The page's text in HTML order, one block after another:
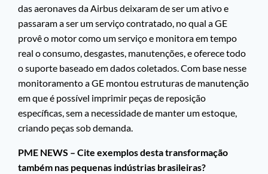
das aeronaves da Airbus deixaram de ser um ativo e
passaram a ser um serviço contratado, no qual a GE
provê o motor como um serviço e monitora em tempo
real o consumo, desgastes, manutenções, e oferece todo
o suporte baseado em dados coletados. Com base nesse
monitoramento a GE montou estruturas de manutenção
em que é possível imprimir peças de reposição
específicas, sem a necessidade de manter um estoque,
criando peças sob demanda.
PME NEWS – Cite exemplos desta transformação
também nas pequenas indústrias brasileiras?